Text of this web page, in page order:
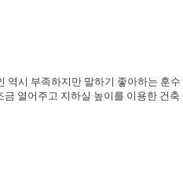
역시 부족하지만 말하기 좋아하는 훈수
열어주고 지하실 높이를 이용한 건축